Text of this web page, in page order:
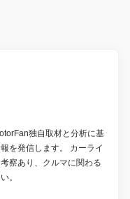
独自取材と分析に基
を発信します。 カーライ
察あり、クルマに関わる
。